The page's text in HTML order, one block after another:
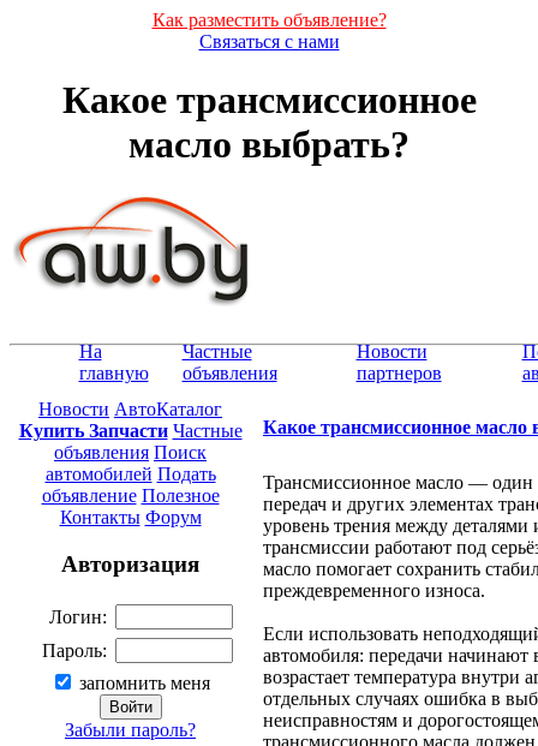
Как разместить объявление?
Связаться с нами
Какое трансмиссионное
масло выбрать?
На
главную
Частные
объявления
Новости
партнеров
Новости АвтоКаталог
Купить Запчасти Частные
объявления Поиск
автомобилей Подать
объявление Полезное
Контакты Форум
Авторизация
Логин:
Пароль:
запомнить меня
Забыли пароль?
Какое трансмиссионное масло
Трансмиссионное масло — один
передач и других элементах
уровень трения между
трансмиссии работают под
масло помогает сохранить
преждевременного износа.
Если использовать
автомобиля: передачи
возрастает температура внутри
отдельных случаях ошибка в
неисправностям и
трансмиссионного масла